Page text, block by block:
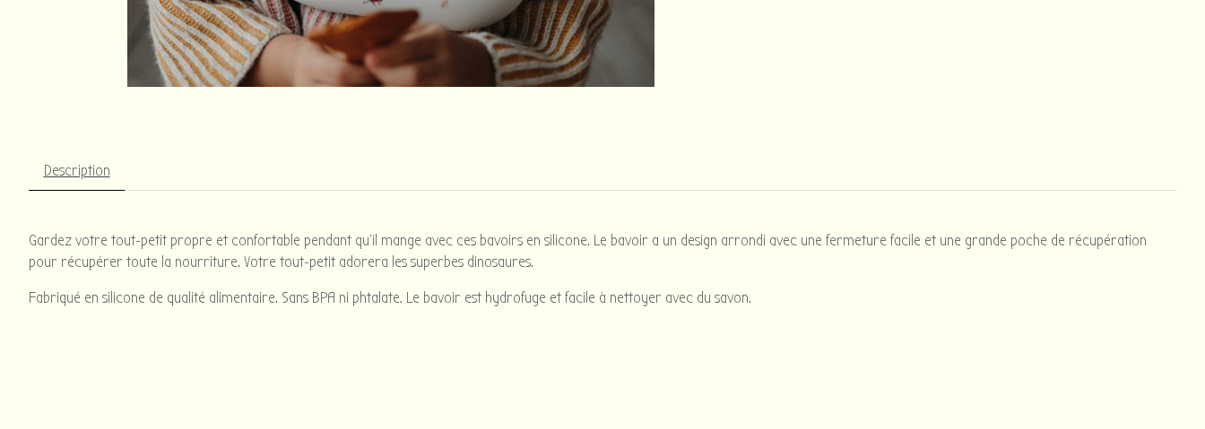
Description
Gardez votre tout-petit propre et confortable pendant qu'il mange avec ces bavoirs en silicone. Le bavoir a un design arrondi avec une fermeture facile et une grande poche de récupération
pour récupérer toute la nourriture. Votre tout-petit adorera les superbes dinosaures.
Fabriqué en silicone de qualité alimentaire. Sans BPA ni phtalate. Le bavoir est hydrofuge et facile à nettoyer avec du savon.